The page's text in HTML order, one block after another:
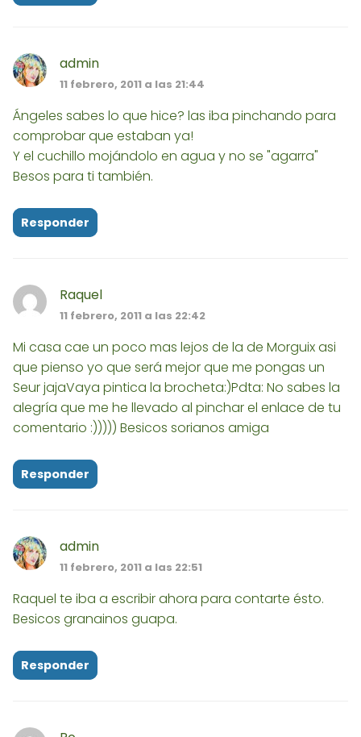
admin
11 febrero, 2011 a las 21:44
Ángeles sabes lo que hice? las iba pinchando para
comprobar que estaban ya!
Y el cuchillo mojándolo en agua y no se "agarra"
Besos para ti también.
Responder
Raquel
11 febrero, 2011 a las 22:42
Mi casa cae un poco mas lejos de la de Morguix asi
que pienso yo que será mejor que me pongas un
Seur jajaVaya pintica la brocheta:)Pdta: No sabes la
alegría que me he llevado al pinchar el enlace de tu
comentario :))))) Besicos sorianos amiga
Responder
admin
11 febrero, 2011 a las 22:51
Raquel te iba a escribir ahora para contarte ésto.
Besicos granainos guapa.
Responder